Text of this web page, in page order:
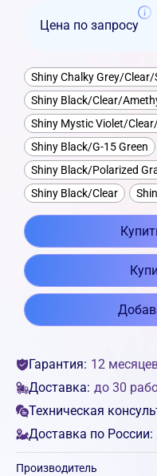
Цена по запросу
Shiny Chalky Grey/
Shiny Black/Clear/
Shiny Mystic Violet/
Shiny Black/G-15 Green
Shiny Black/Polarized
Shiny Black/Clear
Гарантия: 12
Доставка: до 30
Техническая
Доставка по России:
Производитель